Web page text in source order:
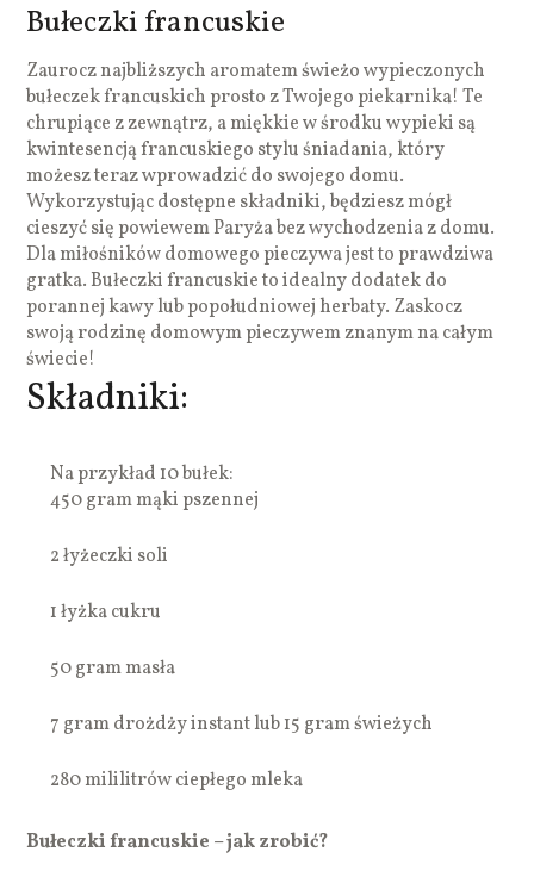
Bułeczki francuskie
Zaurocz najbliższych aromatem świeżo wypieczonych
bułeczek francuskich prosto z Twojego piekarnika! Te
chrupiące z zewnątrz, a miękkie w środku wypieki są
kwintesencją francuskiego stylu śniadania, który
możesz teraz wprowadzić do swojego domu.
Wykorzystując dostępne składniki, będziesz mógł
cieszyć się powiewem Paryża bez wychodzenia z domu.
Dla miłośników domowego pieczywa jest to prawdziwa
gratka. Bułeczki francuskie to idealny dodatek do
porannej kawy lub popołudniowej herbaty. Zaskocz
swoją rodzinę domowym pieczywem znanym na całym
świecie!
Składniki:
Na przykład 10 bułek:
450 gram mąki pszennej
2 łyżeczki soli
1 łyżka cukru
50 gram masła
7 gram drożdży instant lub 15 gram świeżych
280 mililitrów ciepłego mleka
Bułeczki francuskie – jak zrobić?